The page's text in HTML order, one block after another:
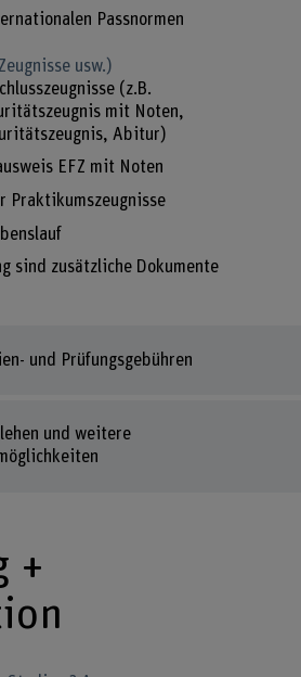
Passnormen
usw.)
(z.B.
mit Noten,
Abitur)
EFZ mit Noten
Praktikumszeugnisse
sind zusätzliche Dokumente
und Prüfungsgebühren
und weitere
+